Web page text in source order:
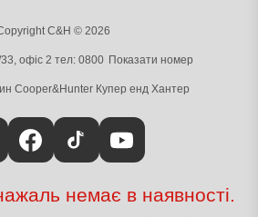
C&H © 2026
офіс 2 тел: 0800 Показати номер
Cooper&Hunter Купер енд Хантер
немає в наявності.